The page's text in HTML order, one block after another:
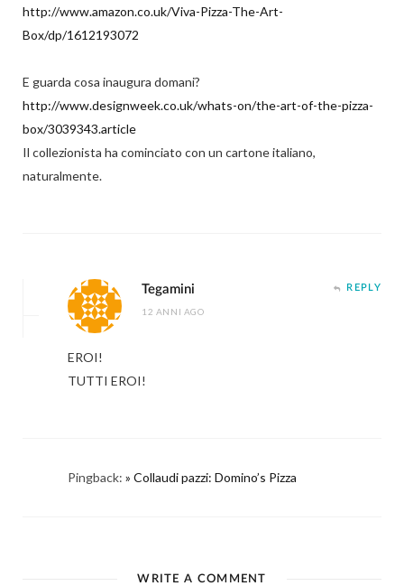
http://www.amazon.co.uk/Viva-Pizza-The-Art-
Box/dp/1612193072
E guarda cosa inaugura domani?
http://www.designweek.co.uk/whats-on/the-art-of-the-pizza-
box/3039343.article
Il collezionista ha cominciato con un cartone italiano,
naturalmente.
Tegamini
12 ANNI AGO
REPLY
EROI!
TUTTI EROI!
Pingback: » Collaudi pazzi: Domino’s Pizza
WRITE A COMMENT